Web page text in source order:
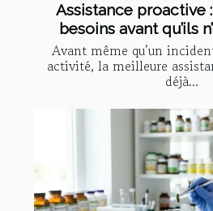
Assistance proactive
besoins avant qu’ils
Avant même qu’un
activité, la meilleure
déjà...